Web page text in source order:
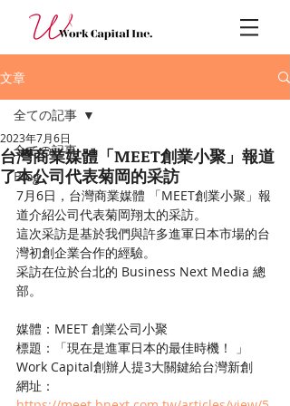
文章
全ての記事
Blog
全ての記事
台灣商業媒體「MEET創業小聚」報道
了本公司代表菊岡的采訪
2023年7月6日
7月6日，台灣商業媒體 「MEET創業小聚」報
道介紹公司代表菊岡翔太的采訪。
這次采訪是基於我們與許多進軍日本市場的台
灣初創企業合作的經驗。
采訪在位於台北的 Business Next Media 總
部。
媒體：MEET 創業公司小聚
標題：「現在是進軍日本的最佳時機！ 」
Work Capital創辦人提3大關鍵給台灣新創
網址：